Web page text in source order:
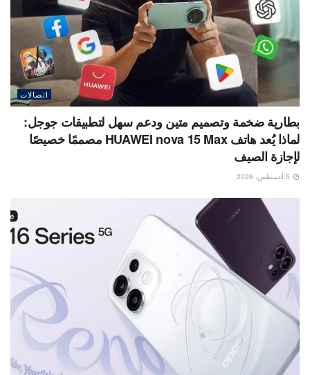
اتصالات
بطارية ضخمة وتصميم متين ودعم سهل لتطبيقات جوجل:
لماذا يُعد هاتف HUAWEI nova 15 Max مصممًا خصيصًا
لإجازة الصيف